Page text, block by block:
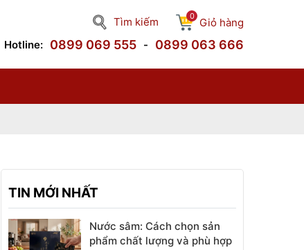
Giỏ hàng
0
Tìm kiếm
Hotline: 0899 069 555 - 0899 063 666
TIN MỚI NHẤT
Nước sâm: Cách chọn sản
phẩm chất lượng và phù hợp